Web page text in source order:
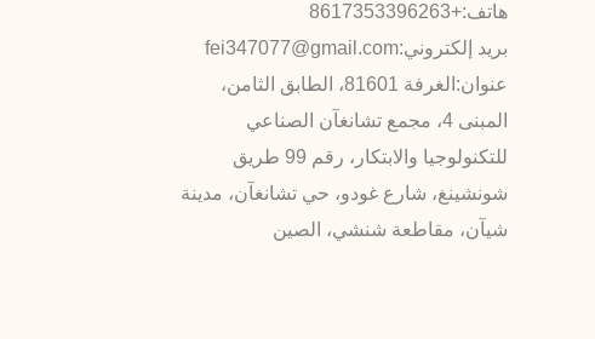
هاتف:+8617353396263
بريد إلكتروني:fei347077@gmail.com
عنوان:
الغرفة 81601، الطابق الثامن،
المبنى 4، مجمع تشانغآن الصناعي
للتكنولوجيا والابتكار، رقم 99 طريق
شونشينغ، شارع غودو، حي تشانغآن، مدينة
شيآن، مقاطعة شنشي، الصين